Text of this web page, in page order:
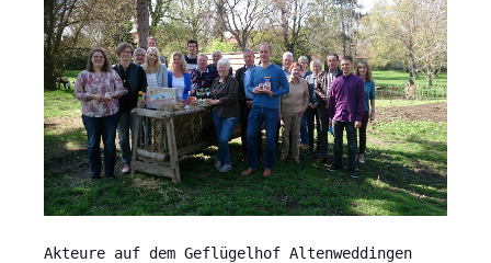
Akteure auf dem Geflügelhof Altenweddingen